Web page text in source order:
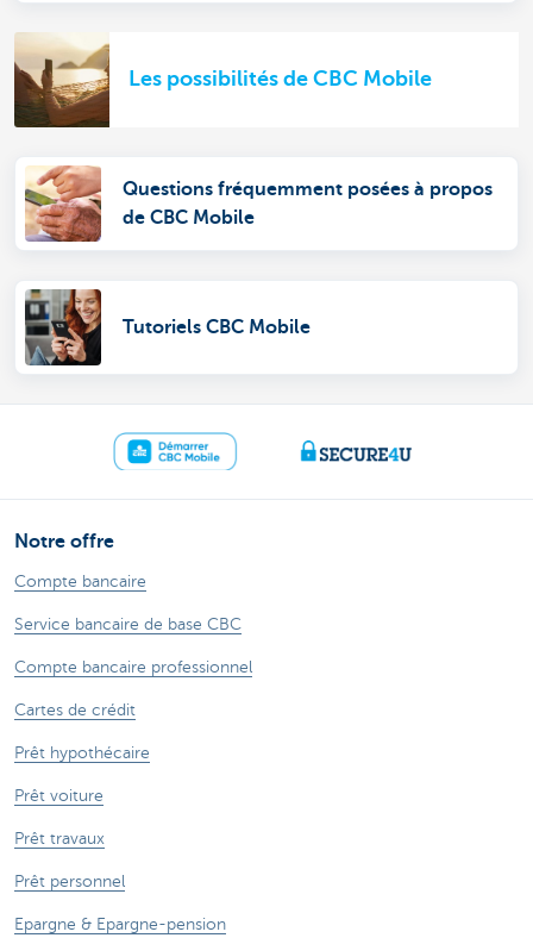
Les possibilités de CBC Mobile
Questions fréquemment posées à propos
de CBC Mobile
Tutoriels CBC Mobile
Notre offre
Compte bancaire
Service bancaire de base CBC
Compte bancaire professionnel
Cartes de crédit
Prêt hypothécaire
Prêt voiture
Prêt travaux
Prêt personnel
Epargne & Epargne-pension